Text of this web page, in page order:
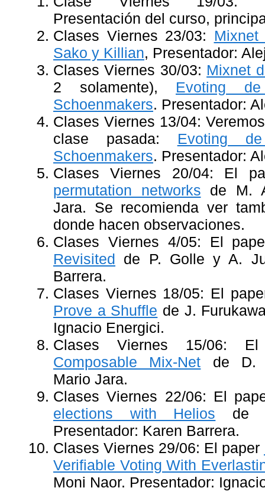
Presentación del curso,
Clases Viernes 23/03:
Sako y Killian, Presentador:
Clases Viernes 30/03: Mixnet
2 solamente), Evoting
Schoenmakers. Presentador:
Clases Viernes 13/04:
clase pasada: Evoting
Schoenmakers. Presentador:
Clases Viernes 20/04: El
permutation networks de M.
Jara. Se recomienda ver
donde hacen observaciones.
Clases Viernes 4/05: El
Revisited de P. Golle y A.
Barrera.
Clases Viernes 18/05: El
Prove a Shuffle de J.
Ignacio Energici.
Clases Viernes 15/06:
Composable Mix-Net de D.
Mario Jara.
Clases Viernes 22/06: El
elections with Helios de
Presentador: Karen Barrera.
Clases Viernes 29/06: El paper
Verifiable Voting With
Moni Naor. Presentador: